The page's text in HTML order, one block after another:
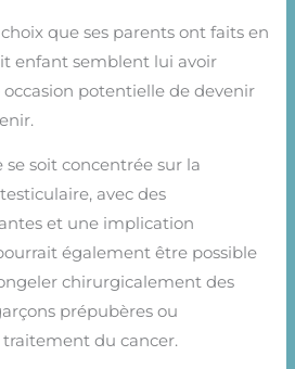
que ses parents ont faits en
enfant semblent lui avoir
potentielle de devenir
soit concentrée sur la
avec des
et une implication
également être possible
chirurgicalement des
prépubères ou
du cancer.